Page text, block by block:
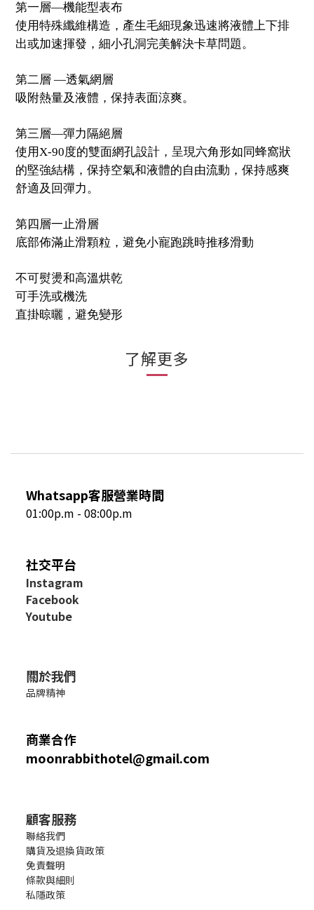
第一層—機能型表布
使用特殊纖維構造，產生毛細現象迅速將液體上下排
出或加速揮發，細小孔洞完美解決卡草問題。
第二層 —透氣網層
吸附熱量及液體，保持表面涼爽。
第三層—彈力隔絕層
使用X-90度的雙面網孔設計，呈現六角形如同蜂窩狀
的堅強結構，保持空氣和液體的自由流動，保持感爽
舒適及回彈力。
第四層一止滑層
底部佈滿止滑顆粒，避免小寵跑跳時推移滑動
不可熨燙和高溫烘乾
可手洗或機洗
直掛晾曬，避免變形
了解更多
Whatsapp客服營業時間
01:00p.m - 08:00p.m
社交平台
Instagram
Facebook
Youtube
關於我們
品牌精神
商業合作
moonrabbithotel@gmail.com
顧客服務
聯絡我們
購貨及退換貨政策
免責聲明
條款與細則
私隱政策